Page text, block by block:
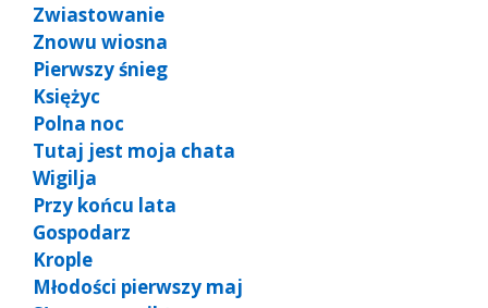
Zwiastowanie
Znowu wiosna
Pierwszy śnieg
Księżyc
Polna noc
Tutaj jest moja chata
Wigilja
Przy końcu lata
Gospodarz
Krople
Młodości pierwszy maj